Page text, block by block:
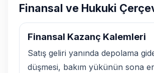
Finansal ve Hukuki
Finansal Kazanç Kalemleri
Satış geliri yanında depolama
düşmesi, bakım yükünün sona